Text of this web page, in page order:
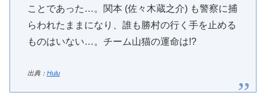
ことであった…。関本 (佐々木蔵之介) も警察に捕
らわれたままになり、誰も勝村の行く手を止める
ものはいない…。チーム山猫の運命は!?
出典： Hulu